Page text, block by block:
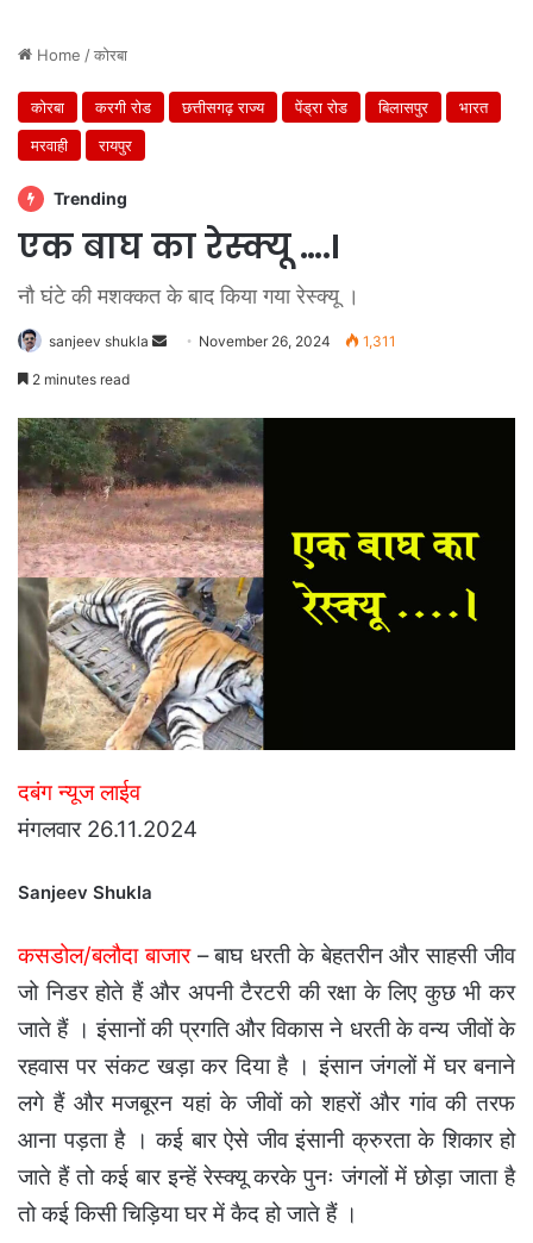
Home /कोरबा
कोरबा करगी रोड छत्तीसगढ़ राज्य पेंड्रा रोड बिलासपुर
भारत
मरवाही
रायपुर
Trending
एक बाघ का रेस्क्यू ….I
नौ घंटे की मशक्कत के बाद किया गया रेस्क्यू ।
sanjeev shukla
Send November 26, 2024 1,311
2 minutes read
दबंग न्यूज लाईव
मंगलवार 26.11.2024
Sanjeev Shukla
कसडोल/बलौदा बाजार– बाघ धरती के बेहतरीन और साहसी जीव
जो निडर होते हैं और अपनी टैरटरी की रक्षा के लिए कुछ भी कर
जाते हैं । इंसानों की प्रगति और विकास ने धरती के वन्य जीवों के
रहवास पर संकट खड़ा कर दिया है । इंसान जंगलों में घर बनाने
लगे हैं और मजबूरन यहां के जीवों को शहरों और गांव की तरफ
आना पड़ता है । कई बार ऐसे जीव इंसानी क्रुरता के शिकार हो
जाते हैं तो कई बार इन्हें रेस्क्यू करके पुनः जंगलों में छोड़ा जाता है
तो कई किसी चिड़िया घर में कैद हो जाते हैं ।